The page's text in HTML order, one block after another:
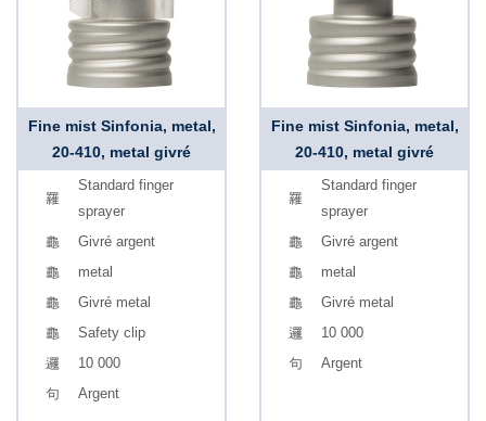
Fine mist Sinfonia, metal,
20-410, metal givré
Standard finger
sprayer
Givré argent
metal
Givré metal
Safety clip
10 000
Argent
Fine mist Sinfonia, metal,
20-410, metal givré
Standard finger
sprayer
Givré argent
metal
Givré metal
10 000
Argent